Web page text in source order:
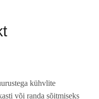
kühvlite
või randa sõitmiseks